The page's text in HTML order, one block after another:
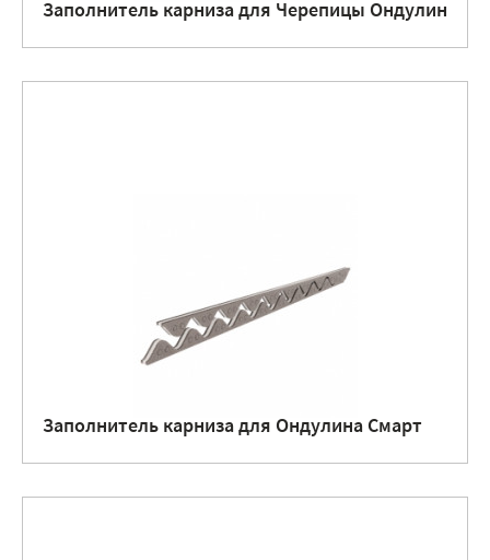
Заполнитель карниза для Черепицы Ондулин
Заполнитель карниза для Ондулина Смарт